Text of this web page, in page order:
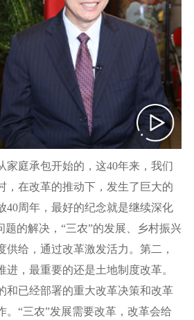
家庭承包开始的，这40年来，我们
，在改革的推动下，发生了巨大的
40周年，最好的纪念就是继续深化
题的解决，“三农”的发展、乡村振兴
供给，通过改革激发活力。第二，
进，最重要的还是土地制度改革。
和已经部署的重大改革决策和改革
。“三农”发展需要改革，改革会给